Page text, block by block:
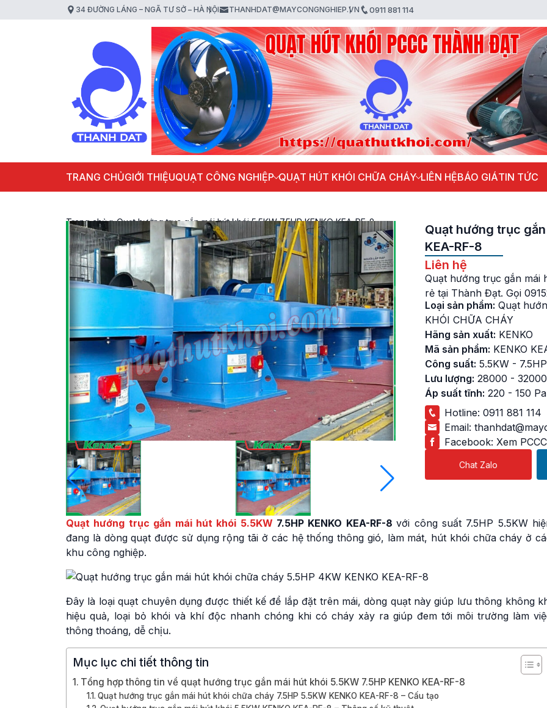
34 ĐƯỜNG LÁNG – NGÃ TƯ SỞ – HÀ NỘI THANHDAT@MAYCONGNGHIEP.VN 0911 881 114
TRANG CHỦGIỚI THIỆUQUẠT CÔNG NGHIỆP QUẠT HÚT KHÓI CHỮA CHÁY LIÊN HỆBÁO GIÁTIN TỨC
Trang chủ»Quạt hướng trục gắn mái hút khói 5.5KW 7.5HP KENKO KEA-RF-8
Quạt hướng trục gắn
KEA-RF-8
Liên hệ
Quạt hướng trục gắn mái
rẻ tại Thành Đạt. Gọi
Loại sản phẩm: Quạt
KHÓI CHỮA CHÁY
Hãng sản xuất: KENKO
Mã sản phẩm: KENKO
Công suất: 5.5KW - 7.5HP
Lưu lượng: 28000 -
Áp suất tĩnh: 220 - 150 Pa
Hotline: 0911 881 114
Email:
Facebook: Xem
Chat Zalo
Quạt hướng trục gắn mái hút khói 5.5KW 7.5HP KENKO KEA-RF-8với công suất 7.5HP 5.5KW
đang là dòng quạt được sử dụng rộng tãi ở các hệ thống thông gió, làm mát, hút khói chữa cháy ở
khu công nghiệp.
Đây là loại quạt chuyên dụng được thiết kế để lắp đặt trên mái, dòng quạt này giúp lưu thông không
hiệu quả, loại bỏ khói và khí độc nhanh chóng khi có cháy xảy ra giúp đem tới môi trường làm
thông thoáng, dễ chịu.
Mục lục chi tiết thông tin
Tổng hợp thông tin về quạt hướng trục gắn mái hút khói 5.5KW 7.5HP KENKO KEA-RF-8
Quạt hướng trục gắn mái hút khói chữa cháy 7.5HP 5.5KW KENKO KEA-RF-8 – Cấu tạo
Quạt ly tâm hút khói
Quạt ly tâm hút khói
cháy KENKO 50HP
KEC-FF-12
Quạt ly tâm hút khói
cháy 45KW 60HP
KEC-FF-11